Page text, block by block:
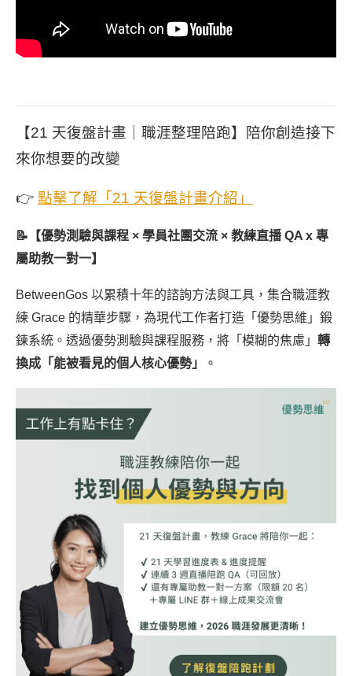
【21 天復盤計畫｜職涯整理陪跑】陪你創造接下
來你想要的改變
👉 點擊了解「21 天復盤計畫介紹」
📝【優勢測驗與課程 × 學員社團交流 × 教練直播 QA x 專
屬助教一對一】
BetweenGos 以累積十年的諮詢方法與工具，集合職涯教
練 Grace 的精華步驟，為現代工作者打造「優勢思維」鍛
鍊系統。透過優勢測驗與課程服務，將「模糊的焦慮」 轉
換成「能被看見的個人核心優勢」
。